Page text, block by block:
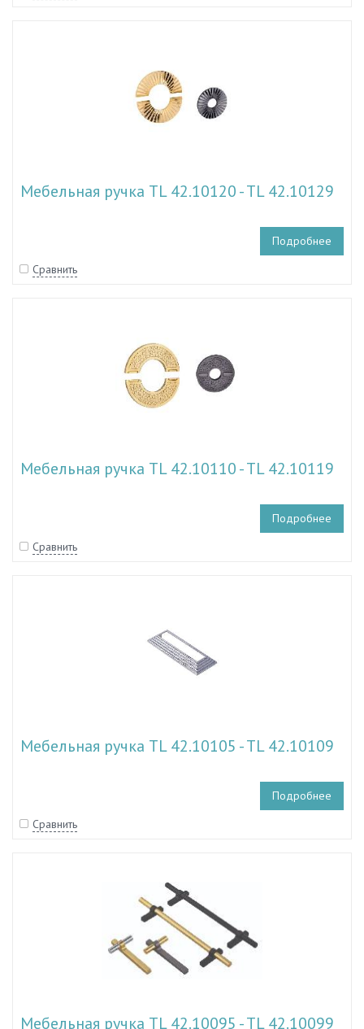
Мебельная ручка TL 42.10120 - TL 42.10129
Подробнее
Сравнить
Мебельная ручка TL 42.10110 - TL 42.10119
Подробнее
Сравнить
Мебельная ручка TL 42.10105 - TL 42.10109
Подробнее
Сравнить
Мебельная ручка TL 42.10095 - TL 42.10099